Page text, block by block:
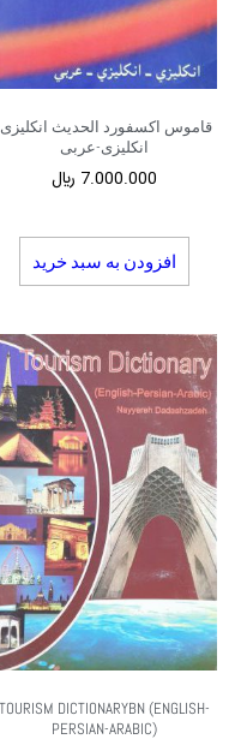
قاموس اکسفورد الحدیث
انکلیزی-عربی
7.000.000 ﷼
افزودن به سبد خرید
TOURISM DICTIONARYBN (ENGLISH-
PERSIAN-ARABIC)